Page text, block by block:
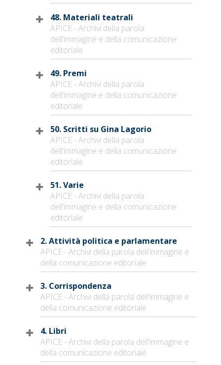
48. Materiali teatrali
APICE - Archivi della parola
dell'immagine e della comunicazione
editoriale
49. Premi
APICE - Archivi della parola
dell'immagine e della comunicazione
editoriale
50. Scritti su Gina Lagorio
APICE - Archivi della parola
dell'immagine e della comunicazione
editoriale
51. Varie
APICE - Archivi della parola
dell'immagine e della comunicazione
editoriale
2. Attività politica e parlamentare
APICE - Archivi della parola dell'immagine e
della comunicazione editoriale
3. Corrispondenza
APICE - Archivi della parola dell'immagine e
della comunicazione editoriale
4. Libri
APICE - Archivi della parola dell'immagine e
della comunicazione editoriale